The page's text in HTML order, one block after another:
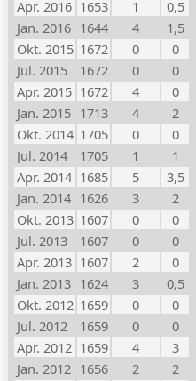
Apr. 2016 1653 1
0,5
Jan. 2016 1644 4
1,5
Okt. 2015 1672 0
0
Jul. 2015
1672 0
0
Apr. 2015 1672 4
0
Jan. 2015 1713 4
2
Okt. 2014 1705 0
0
Jul. 2014
1705 1
1
Apr. 2014 1685 5
3,5
Jan. 2014 1626 3
2
Okt. 2013 1607 0
0
Jul. 2013
1607 0
0
Apr. 2013 1607 2
0
Jan. 2013 1624 3
0,5
Okt. 2012 1659 0
0
Jul. 2012
1659 0
0
Apr. 2012 1659 4
3
Jan. 2012 1656 2
2